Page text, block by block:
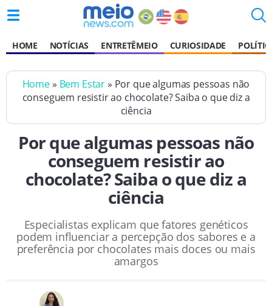
HOME NOTÍCIAS ENTRETÊMEIO CURIOSIDADE
Home» Bem Estar» Por que algumas pessoas não
conseguem resistir ao chocolate? Saiba o que diz a
ciência
Por que algumas pessoas não
conseguem resistir ao
chocolate? Saiba o que diz a
ciência
Especialistas explicam que fatores genéticos
podem influenciar a percepção dos sabores e a
preferência por chocolates mais doces ou mais
amargos